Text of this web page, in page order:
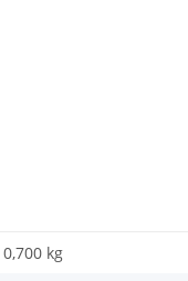
0,700 kg